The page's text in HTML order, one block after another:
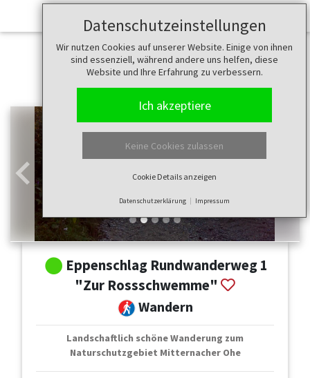
Datenschutzeinstellungen
Wir nutzen Cookies auf unserer Website. Einige von ihnen
sind essenziell, während andere uns helfen, diese
Website und Ihre Erfahrung zu verbessern.
Ich akzeptiere
Keine Cookies zulassen
Cookie Details anzeigen
Datenschutzerklärung Impressum
Zurück
Eppenschlag Rundwanderweg 1
"Zur Rossschwemme"
Wandern
Landschaftlich schöne Wanderung zum
Naturschutzgebiet Mitternacher Ohe